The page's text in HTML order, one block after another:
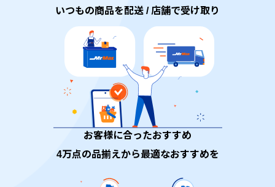
いつもの商品を配送 / 店舗で受け取り
お客様に合ったおすすめ
4万点の品揃えから最適なおすすめを